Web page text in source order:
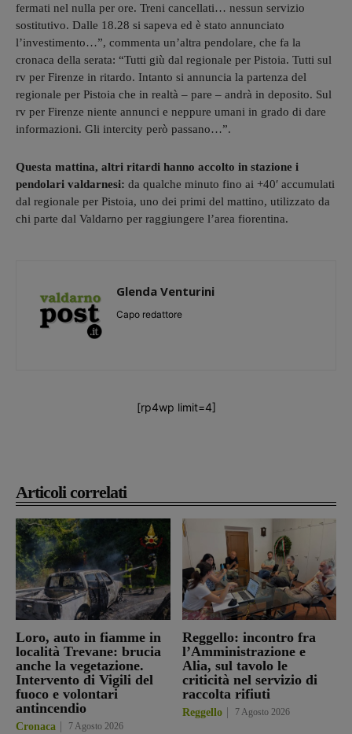
Articoli correlati
Loro, auto in fiamme in
località Trevane: brucia
anche la vegetazione.
Intervento di Vigili del
fuoco e volontari
antincendio
Cronaca 7 Agosto 2026
Reggello: incontro fra
l’Amministrazione e
Alia, sul tavolo le
criticità nel servizio di
raccolta rifiuti
Reggello 7 Agosto 2026
fermati nel nulla per ore. Treni cancellati… nessun servizio
sostitutivo. Dalle 18.28 si sapeva ed è stato annunciato
l’investimento…”, commenta un’altra pendolare, che fa la
cronaca della serata: “Tutti giù dal regionale per Pistoia. Tutti sul
rv per Firenze in ritardo. Intanto si annuncia la partenza del
regionale per Pistoia che in realtà – pare – andrà in deposito. Sul
rv per Firenze niente annunci e neppure umani in grado di dare
informazioni. Gli intercity però passano…”.
Questa mattina, altri ritardi hanno accolto in stazione i
pendolari valdarnesi: da qualche minuto fino ai +40′ accumulati
dal regionale per Pistoia, uno dei primi del mattino, utilizzato da
chi parte dal Valdarno per raggiungere l’area fiorentina.
Glenda Venturini
Capo redattore
[rp4wp limit=4]